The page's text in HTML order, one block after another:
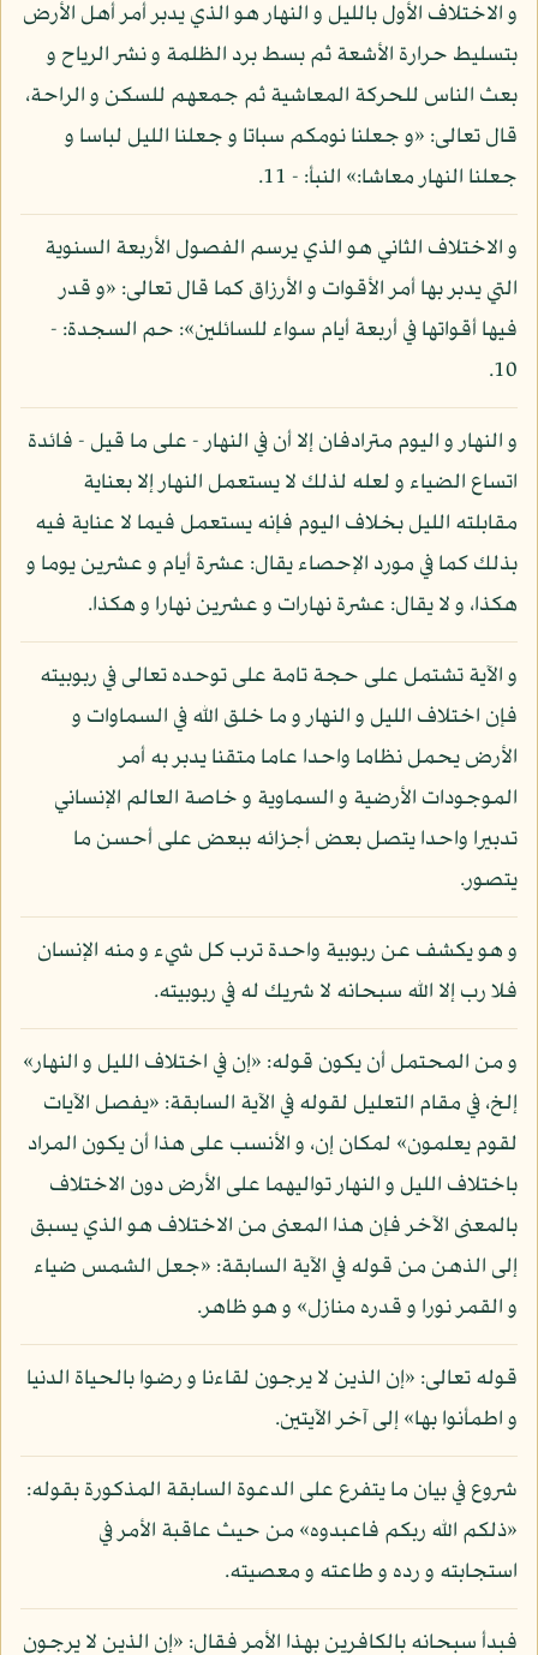
و الاختلاف الأول بالليل و النهار هو الذي يدبر أمر أهل الأرض
بتسليط حرارة الأشعة ثم بسط برد الظلمة و نشر الرياح و
بعث الناس للحركة المعاشية ثم جمعهم للسكن و الراحة،
قال تعالى: «و جعلنا نومكم سباتا و جعلنا الليل لباسا و
جعلنا النهار معاشا:» النبأ: - 11.
و الاختلاف الثاني هو الذي يرسم الفصول الأربعة السنوية
التي يدبر بها أمر الأقوات و الأرزاق كما قال تعالى: «و قدر
فيها أقواتها في أربعة أيام سواء للسائلين»: حم السجدة: -
10.
و النهار و اليوم مترادفان إلا أن في النهار - على ما قيل - فائدة
اتساع الضياء و لعله لذلك لا يستعمل النهار إلا بعناية
مقابلته الليل بخلاف اليوم فإنه يستعمل فيما لا عناية فيه
بذلك كما في مورد الإحصاء يقال: عشرة أيام و عشرين يوما و
هكذا، و لا يقال: عشرة نهارات و عشرين نهارا و هكذا.
و الآية تشتمل على حجة تامة على توحده تعالى في ربوبيته
فإن اختلاف الليل و النهار و ما خلق الله في السماوات و
الأرض يحمل نظاما واحدا عاما متقنا يدبر به أمر
الموجودات الأرضية و السماوية و خاصة العالم الإنساني
تدبيرا واحدا يتصل بعض أجزائه ببعض على أحسن ما
يتصور.
و هو يكشف عن ربوبية واحدة ترب كل شيء و منه الإنسان
فلا رب إلا الله سبحانه لا شريك له في ربوبيته.
و من المحتمل أن يكون قوله: «إن في اختلاف الليل و النهار»
إلخ، في مقام التعليل لقوله في الآية السابقة: «يفصل الآيات
لقوم يعلمون» لمكان إن، و الأنسب على هذا أن يكون المراد
باختلاف الليل و النهار تواليهما على الأرض دون الاختلاف
بالمعنى الآخر فإن هذا المعنى من الاختلاف هو الذي يسبق
إلى الذهن من قوله في الآية السابقة: «جعل الشمس ضياء
و القمر نورا و قدره منازل» و هو ظاهر.
قوله تعالى: «إن الذين لا يرجون لقاءنا و رضوا بالحياة الدنيا
و اطمأنوا بها» إلى آخر الآيتين.
شروع في بيان ما يتفرع على الدعوة السابقة المذكورة بقوله:
«ذلكم الله ربكم فاعبدوه» من حيث عاقبة الأمر في
استجابته و رده و طاعته و معصيته.
فبدأ سبحانه بالكافرين بهذا الأمر فقال: «إن الذين لا يرجون